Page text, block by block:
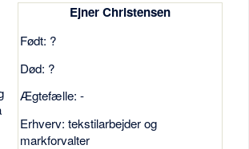
Ejner Christensen
Født: ?
Død: ?
Ægtefælle: -
Erhverv: tekstilarbejder og
markforvalter